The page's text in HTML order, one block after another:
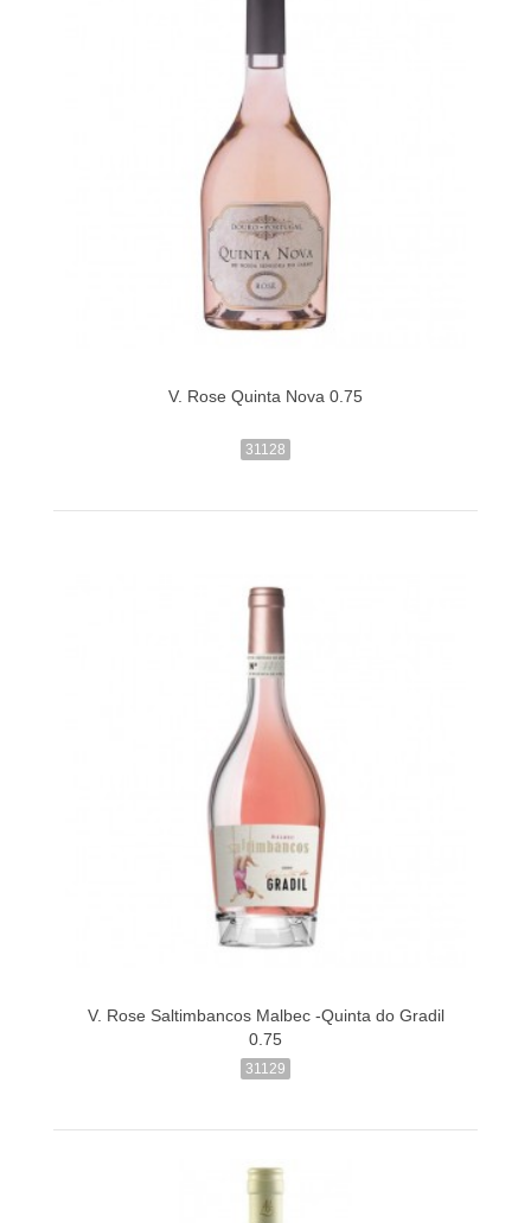
V. Rose Quinta Nova 0.75
31128
V. Rose Saltimbancos Malbec -Quinta do Gradil
0.75
31129